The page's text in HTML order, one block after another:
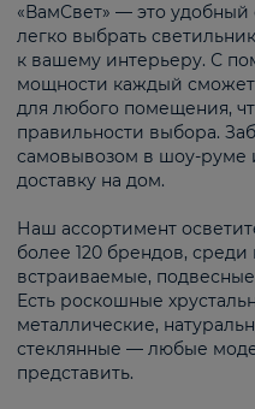
«ВамСвет» — это
легко выбрать
к вашему интерьеру. С
мощности каждый сможет
для любого помещения,
правильности выбора.
самовывозом в шоу-руме
доставку на дом.
Наш ассортимент
более 120 брендов, среди
встраиваемые,
Есть роскошные
металлические,
стеклянные — любые
представить.